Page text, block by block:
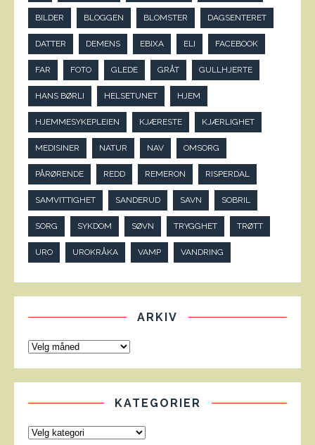
BILDER BLOGGEN BLOMSTER DAGSENTERET
DATTER DEMENS EBIXA ELI FACEBOOK
FAR FOTO GLEDE GRÅT GULLHJERTE
HANS BØRLI HELSETUNET HJEM
HJEMMESYKEPLEIEN KJÆRESTE KJÆRLIGHET
MEDISINER NATUR NAV OMSORG
PÅRØRENDE REDD REMERON RISPERDAL
SAMVITTIGHET SANDERUD SAVN SOBRIL
SORG SYKDOM SØVN TRYGGHET TRØTT
URO UROKRÅKA VAMP VANDRING
ARKIV
KATEGORIER